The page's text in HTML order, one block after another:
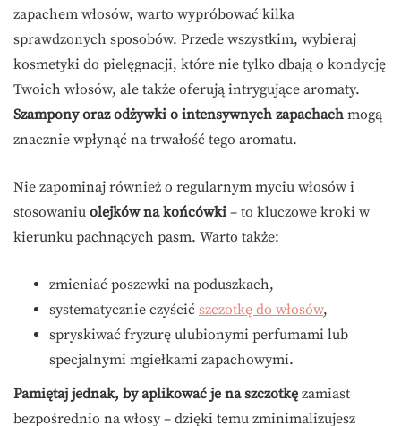
zapachem włosów, warto wypróbować kilka
sprawdzonych sposobów. Przede wszystkim, wybieraj
kosmetyki do pielęgnacji, które nie tylko dbają o kondycję
Twoich włosów, ale także oferują intrygujące aromaty.
Szampony oraz odżywki o intensywnych zapachach mogą
znacznie wpłynąć na trwałość tego aromatu.
Nie zapominaj również o regularnym myciu włosów i
stosowaniu olejków na końcówki – to kluczowe kroki w
kierunku pachnących pasm. Warto także:
zmieniać poszewki na poduszkach,
systematycznie czyścić szczotkę do włosów,
spryskiwać fryzurę ulubionymi perfumami lub
specjalnymi mgiełkami zapachowymi.
Pamiętaj jednak, by aplikować je na szczotkę zamiast
bezpośrednio na włosy – dzięki temu zminimalizujesz